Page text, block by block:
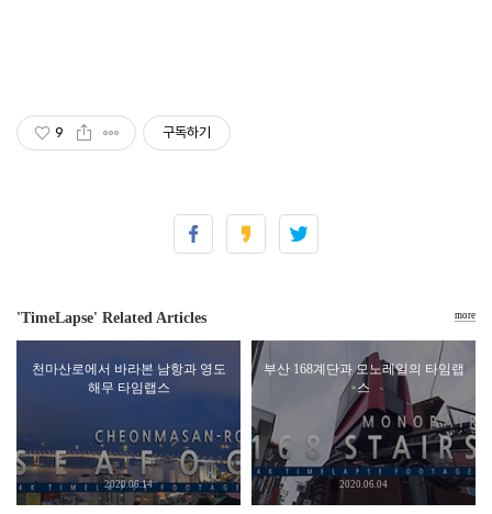
9 구독하기
'TimeLapse' Related Articles
천마산로에서 바라본 남항과 영도
해무 타임랩스
2020.06.14
부산 168계단과 모노레일의 타임랩
스
2020.06.04
more